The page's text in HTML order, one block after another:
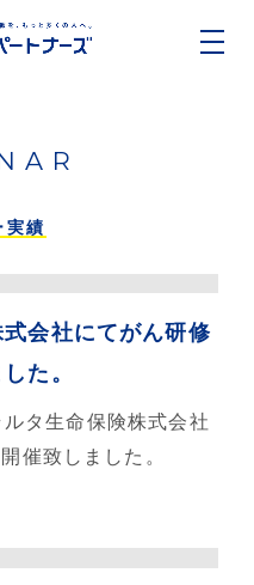
実績
会社にてがん研修
た。
タ生命保険株式会社
催致しました。